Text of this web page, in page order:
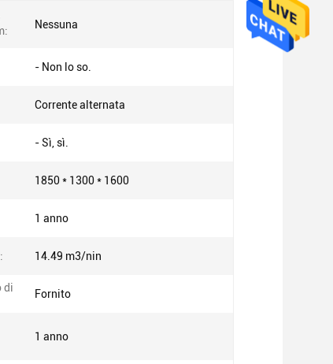
Nessuna
- Non lo so.
Corrente alternata
- Sì, sì.
1850 * 1300 * 1600
1 anno
14.49 m3/nin
di
Fornito
1 anno